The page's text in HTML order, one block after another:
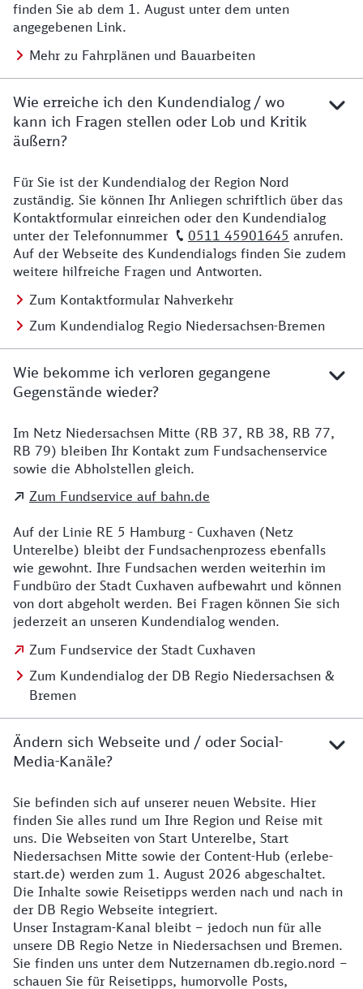
finden Sie ab dem 1. August unter dem unten
angegebenen Link.
Mehr zu Fahrplänen und Bauarbeiten
Wie erreiche ich den Kundendialog / wo
kann ich Fragen stellen oder Lob und Kritik
äußern?
Details zu Kontakt
Für Sie ist der Kundendialog der Region Nord
zuständig. Sie können Ihr Anliegen schriftlich über das
Kontaktformular einreichen oder den Kundendialog
unter der Telefonnummer
0511 45901645 anrufen.
Auf der Webseite des Kundendialogs finden Sie zudem
weitere hilfreiche Fragen und Antworten.
Zum Kontaktformular Nahverkehr
Zum Kundendialog Regio Niedersachsen-Bremen
Wie bekomme ich verloren gegangene
Gegenstände wieder?
Details zu Kontakt
Im Netz Niedersachsen Mitte (RB 37, RB 38, RB 77,
RB 79) bleiben Ihr Kontakt zum Fundsachenservice
sowie die Abholstellen gleich.
Zum Fundservice auf bahn.de
Auf der Linie RE 5 Hamburg - Cuxhaven (Netz
Unterelbe) bleibt der Fundsachenprozess ebenfalls
wie gewohnt. Ihre Fundsachen werden weiterhin im
Fundbüro der Stadt Cuxhaven aufbewahrt und können
von dort abgeholt werden. Bei Fragen können Sie sich
jederzeit an unseren Kundendialog wenden.
Zum Fundservice der Stadt Cuxhaven
Zum Kundendialog der DB Regio Niedersachsen &
Bremen
Ändern sich Webseite und / oder Social-
Media-Kanäle?
Details zur Website
Sie befinden sich auf unserer neuen Website. Hier
finden Sie alles rund um Ihre Region und Reise mit
uns. Die Webseiten von Start Unterelbe, Start
Niedersachsen Mitte sowie der Content-Hub (erlebe-
start.de) werden zum 1. August 2026 abgeschaltet.
Die Inhalte sowie Reisetipps werden nach und nach in
der DB Regio Webseite integriert.
Unser Instagram-Kanal bleibt – jedoch nun für alle
unsere DB Regio Netze in Niedersachsen und Bremen.
Sie finden uns unter dem Nutzernamen db.regio.nord –
schauen Sie für Reisetipps, humorvolle Posts,